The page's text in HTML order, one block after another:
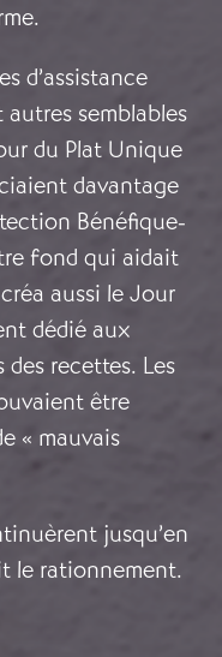
d’assistance
semblables
du Plat Unique
davantage
Bénéfique-
fond qui aidait
aussi le Jour
dédié aux
recettes. Les
être
« mauvais
jusqu’en
le rationnement.